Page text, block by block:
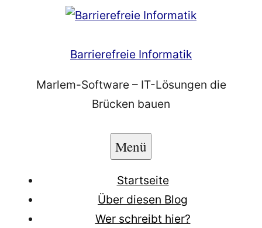
Barrierefreie Informatik
Marlem-Software – IT-Lösungen die
Brücken bauen
Menü
Startseite
Über diesen Blog
Wer schreibt hier?